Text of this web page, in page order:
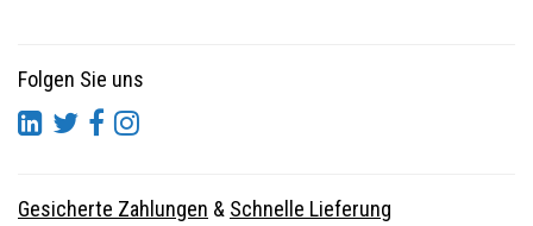
Folgen Sie uns
Gesicherte Zahlungen & Schnelle Lieferung